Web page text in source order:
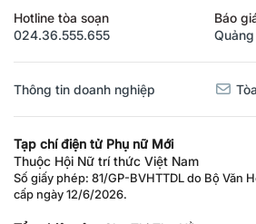
Hotline tòa soạn
024.36.555.655
Báo
Thông tin doanh nghiệp
Tạp chí điện tử Phụ nữ Mới
Thuộc Hội Nữ trí thức Việt Nam
Số giấy phép: 81/GP-BVHTTDL do Bộ Văn
cấp ngày 12/6/2026.